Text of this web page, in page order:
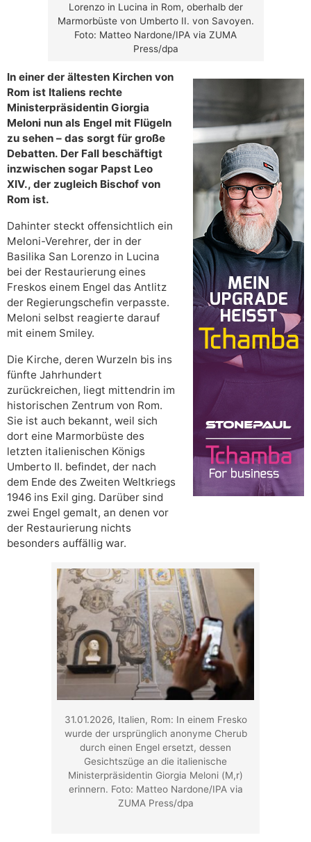
Lorenzo in Lucina in Rom, oberhalb der
Marmorbüste von Umberto II. von Savoyen.
Foto: Matteo Nardone/IPA via ZUMA
Press/dpa
In einer der ältesten Kirchen von
Rom ist Italiens rechte
Ministerpräsidentin Giorgia
Meloni nun als Engel mit Flügeln
zu sehen – das sorgt für große
Debatten. Der Fall beschäftigt
inzwischen sogar Papst Leo
XIV., der zugleich Bischof von
Rom ist.
Dahinter steckt offensichtlich ein
Meloni-Verehrer, der in der
Basilika San Lorenzo in Lucina
bei der Restaurierung eines
Freskos einem Engel das Antlitz
der Regierungschefin verpasste.
Meloni selbst reagierte darauf
mit einem Smiley.
Die Kirche, deren Wurzeln bis ins
fünfte Jahrhundert
zurückreichen, liegt mittendrin im
historischen Zentrum von Rom.
Sie ist auch bekannt, weil sich
dort eine Marmorbüste des
letzten italienischen Königs
Umberto II. befindet, der nach
dem Ende des Zweiten Weltkriegs
1946 ins Exil ging. Darüber sind
zwei Engel gemalt, an denen vor
der Restaurierung nichts
besonders auffällig war.
31.01.2026, Italien, Rom: In einem Fresko
wurde der ursprünglich anonyme Cherub
durch einen Engel ersetzt, dessen
Gesichtszüge an die italienische
Ministerpräsidentin Giorgia Meloni (M,r)
erinnern. Foto: Matteo Nardone/IPA via
ZUMA Press/dpa